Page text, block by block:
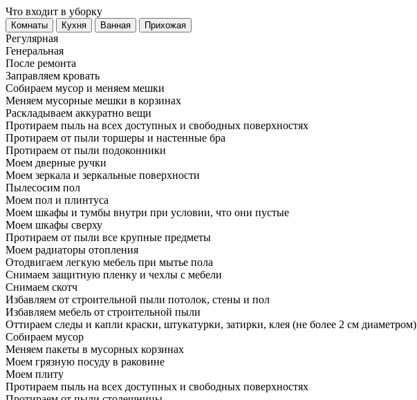
Что входит в уборку
Регу­лярная
Гене­ральная
После ремонта
Заправляем кровать
Собираем мусор и меняем мешки
Меняем мусорные мешки в корзинах
Раскладываем аккуратно вещи
Протираем пыль на всех доступных и свободных поверхностях
Протираем от пыли торшеры и настенные бра
Протираем от пыли подоконники
Моем дверные ручки
Моем зеркала и зеркальные поверхности
Пылесосим пол
Моем пол и плинтуса
Моем шкафы и тумбы внутри при условии, что они пустые
Моем шкафы сверху
Протираем от пыли все крупные предметы
Моем радиаторы отопления
Отодвигаем легкую мебель при мытье пола
Снимаем защитную пленку и чехлы с мебели
Снимаем скотч
Избавляем от строительной пыли потолок, стены и пол
Избавляем мебель от строительной пыли
Оттираем следы и капли краски, штукатурки, затирки, клея (не более 2 см диаметром)
Собираем мусор
Меняем пакеты в мусорных корзинах
Моем грязную посуду в раковине
Моем плиту
Протираем пыль на всех доступных и свободных поверхностях